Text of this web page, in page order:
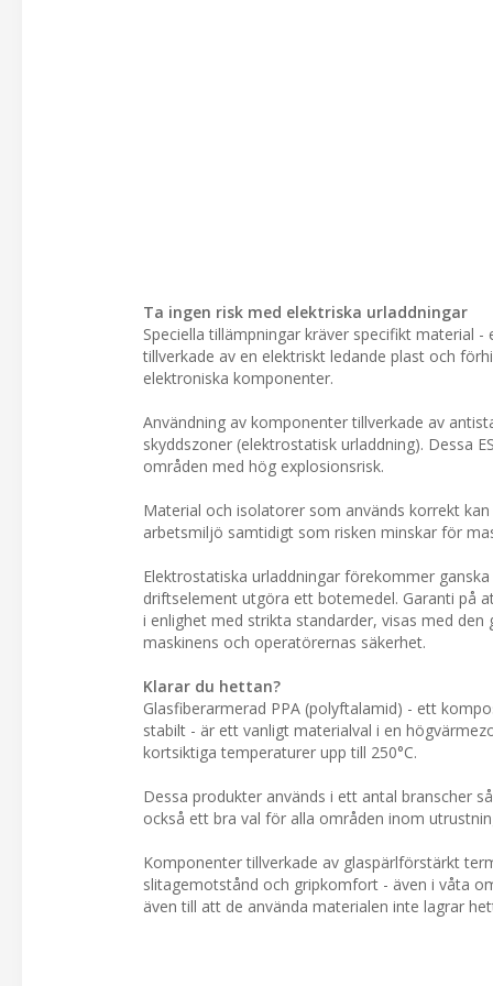
Ta ingen risk med elektriska urladdningar
Speciella tillämpningar kräver specifikt material
tillverkade av en elektriskt ledande plast och
elektroniska komponenter.
Användning av komponenter tillverkade av
skyddszoner (elektrostatisk urladdning). Dessa
områden med hög explosionsrisk.
Material och isolatorer som används korrekt
arbetsmiljö samtidigt som risken minskar för
Elektrostatiska urladdningar förekommer
driftselement utgöra ett botemedel. Garanti på
i enlighet med strikta standarder, visas med
maskinens och operatörernas säkerhet.
Klarar du hettan?
Glasfiberarmerad PPA (polyftalamid) - ett
stabilt - är ett vanligt materialval i en
kortsiktiga temperaturer upp till 250°C.
Dessa produkter används i ett antal branscher
också ett bra val för alla områden inom
Komponenter tillverkade av glaspärlförstärkt
slitagemotstånd och gripkomfort - även i våta
även till att de använda materialen inte lagrar